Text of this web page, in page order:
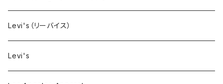
コート
靴下
Levi's（リーバイス）
Levi's